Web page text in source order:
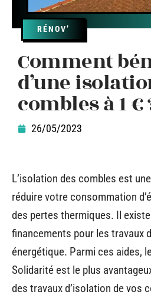
RÉNOV’
Comment
d’une
combles à 1 €
26/05/2023
L’isolation des combles est
réduire votre consommation
des pertes thermiques. Il
financements pour les travaux
énergétique. Parmi ces aides,
Solidarité est le plus
des travaux d’isolation de vos